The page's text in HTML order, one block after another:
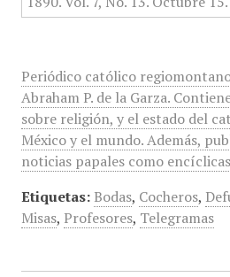
Periódico católico
Abraham P. de la Garza.
sobre religión, y el estado del
México y el mundo. Además,
noticias papales como
Etiquetas: Bodas, Cocheros,
Misas, Profesores, Telegramas